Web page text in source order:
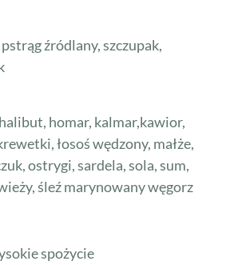
źródlany, szczupak,
homar, kalmar,kawior,
łosoś wędzony, małże,
ostrygi, sardela, sola, sum,
śleź marynowany węgorz
spożycie